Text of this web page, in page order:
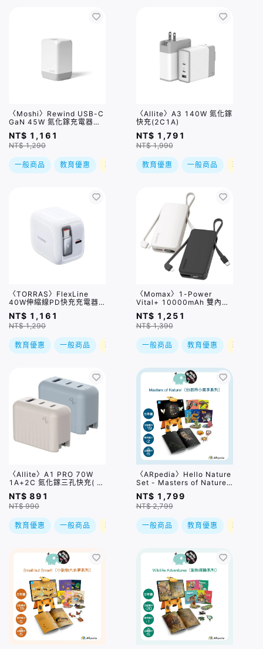
〈Moshi〉Rewind USB-C
GaN 45W 氮化鎵充電器
(1A1C)
NT$ 1,161
NT$ 1,290
一般商品 教育優惠 現折
〈Allite〉A3 140W 氮化鎵
快充(2C1A)
NT$ 1,791
NT$ 1,990
教育優惠 一般商品 現折
〈TORRAS〉FlexLine
40W伸縮線PD快充充電器
(2C) 白色
NT$ 1,161
NT$ 1,290
教育優惠 一般商品 現折
〈Momax〉1-Power
Vital+ 10000mAh 雙內建
USB-C行動電源 / 兩色｜有
3C(CCC)認證
NT$ 1,251
NT$ 1,390
一般商品 教育優惠 現折
〈Allite〉A1 PRO 70W
1A+2C 氮化鎵三孔快充( 附
多國轉接頭) / 兩色
NT$ 891
NT$ 990
教育優惠 一般商品 現折
〈ARpedia〉Hello Nature
Set - Masters of Nature!
自然界小高手系列
NT$ 1,799
NT$ 2,799
一般商品 教育優惠 現折